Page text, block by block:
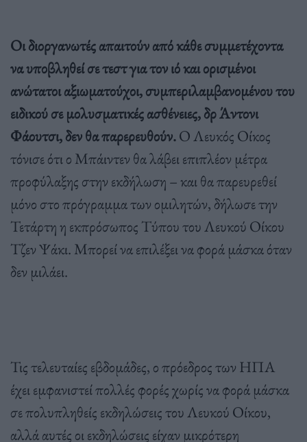
Οι διοργανωτές απαιτούν από κάθε συμμετέχοντα
να υποβληθεί σε τεστ για τον ιό και ορισμένοι
ανώτατοι αξιωματούχοι, συμπεριλαμβανομένου του
ειδικού σε μολυσματικές ασθένειες, δρ Άντονι
Φάουτσι, δεν θα παρερευθούν.Ο Λευκός Οίκος
τόνισε ότι ο Μπάιντεν θα λάβει επιπλέον μέτρα
προφύλαξης στην εκδήλωση – και θα παρευρεθεί
μόνο στο πρόγραμμα των ομιλητών, δήλωσε την
Τετάρτη η εκπρόσωπος Τύπου του Λευκού Οίκου
Τζεν Ψάκι. Μπορεί να επιλέξει να φορά μάσκα όταν
δεν μιλάει.
Τις τελευταίες εβδομάδες, ο πρόεδρος των ΗΠΑ
έχει εμφανιστεί πολλές φορές χωρίς να φορά μάσκα
σε πολυπληθείς εκδηλώσεις του Λευκού Οίκου,
αλλά αυτές οι εκδηλώσεις είχαν μικρότερη